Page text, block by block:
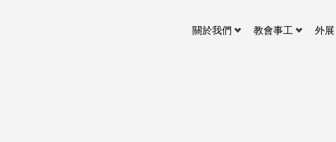
關於我們 教會事工 外展